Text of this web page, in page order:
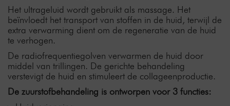
Het ultrageluid wordt gebruikt als massage. Het
beïnvloedt het transport van stoffen in de huid, terwijl de
extra verwarming dient om de regeneratie van de huid
te verhogen.
De radiofrequentiegolven verwarmen de huid door
middel van trillingen. De gerichte behandeling
verstevigt de huid en stimuleert de collageenproductie.
De zuurstofbehandeling is ontworpen voor 3 functies: